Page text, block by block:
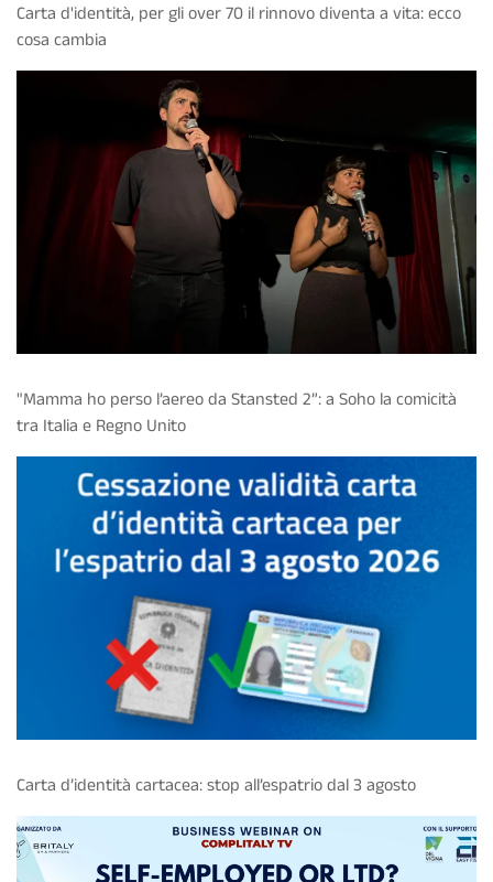
Carta d'identità, per gli over 70 il rinnovo diventa a vita: ecco
cosa cambia
"Mamma ho perso l’aereo da Stansted 2”: a Soho la comicità
tra Italia e Regno Unito
Carta d’identità cartacea: stop all’espatrio dal 3 agosto